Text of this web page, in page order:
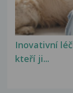
Inovativní
kteří ji...